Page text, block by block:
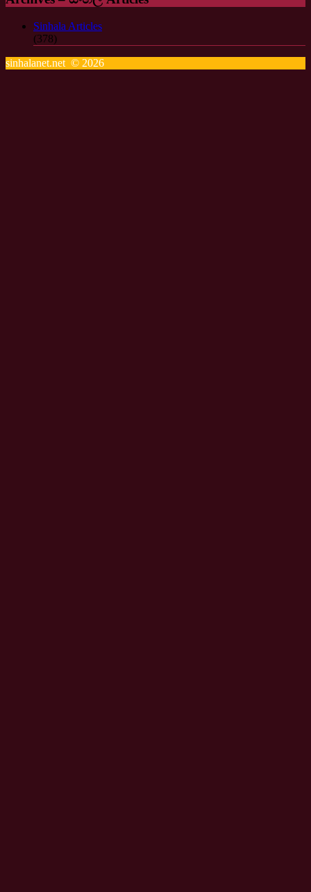
Sinhala Articles
(378)
sinhalanet.net © 2026